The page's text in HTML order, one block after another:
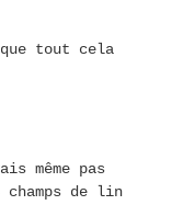
tout cela
même pas
de lin